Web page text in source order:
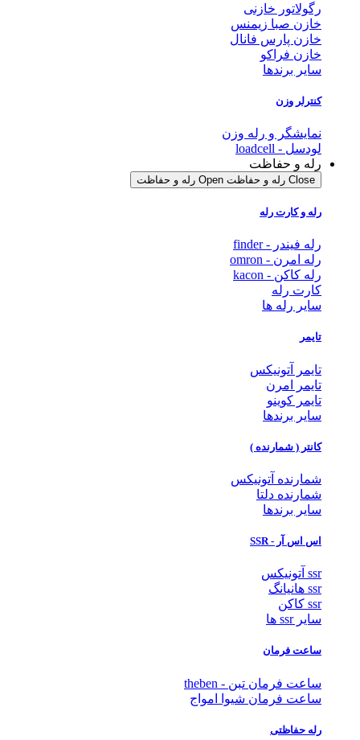
رگولاتور خازنی
خازن صبا زیمنس
خازن پارس فانال
خازن فراکو
سایر برندها
کنترلر وزن
نمایشگر و رله وزن
لودسل - loadcell
رله و حفاظت
Close رله و حفاظت Open رله و حفاظت
رله و کارت رله
رله فیندر - finder
رله امرن - omron
رله کاکن - kacon
کارت رله
سایر رله ها
تایمر
تایمر آتونیکس
تایمر امرن
تایمر کوینو
سایر برندها
کانتر ( شمارنده )
شمارنده آتونیکس
شمارنده دلتا
سایر برندها
اس اس آر - SSR
ssr آتونیکس
ssr هانیانگ
ssr کاکن
سایر ssr ها
ساعت فرمان
ساعت فرمان تبن - theben
ساعت فرمان شیوا امواج
رله حفاظتی